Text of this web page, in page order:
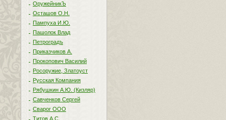
ОружейникЪ
Осташов О.Н.
Пампуха И.Ю.
Пашолок Влад
Петроградъ
Приказчиков А.
Прокопович Василий
Росоружие, Златоуст
Русская Компания
Рябушкин А.Ю. (Кизляр)
Савченков Сергей
Сварог ООО
Титов А.С.